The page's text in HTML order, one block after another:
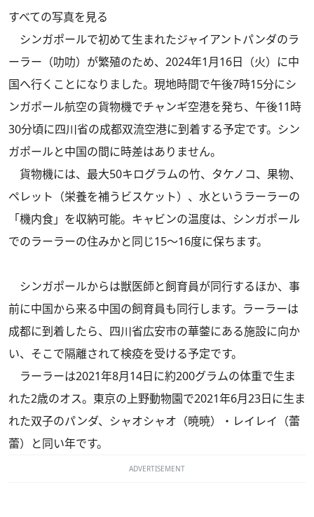
すべての写真を見る
シンガポールで初めて生まれたジャイアントパンダのラ
ーラー（叻叻）が繁殖のため、2024年1月16日（火）に中
国へ行くことになりました。現地時間で午後7時15分にシ
ンガポール航空の貨物機でチャンギ空港を発ち、午後11時
30分頃に四川省の成都双流空港に到着する予定です。シン
ガポールと中国の間に時差はありません。
貨物機には、最大50キログラムの竹、タケノコ、果物、
ペレット（栄養を補うビスケット）、水というラーラーの
「機内食」を収納可能。キャビンの温度は、シンガポール
でのラーラーの住みかと同じ15～16度に保ちます。
シンガポールからは獣医師と飼育員が同行するほか、事
前に中国から来る中国の飼育員も同行します。ラーラーは
成都に到着したら、四川省広安市の華蓥にある施設に向か
い、そこで隔離されて検疫を受ける予定です。
ラーラーは2021年8月14日に約200グラムの体重で生ま
れた2歳のオス。東京の上野動物園で2021年6月23日に生ま
れた双子のパンダ、シャオシャオ（暁暁）・レイレイ（蕾
蕾）と同い年です。
ADVERTISEMENT